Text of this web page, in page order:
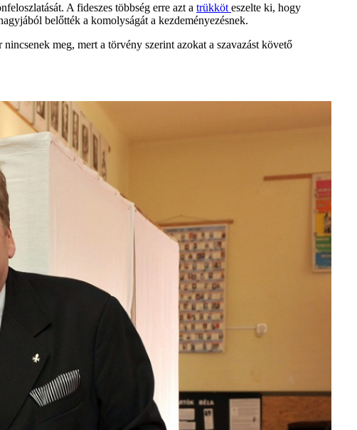
A fideszes többség erre azt a trükköt eszelte ki, hogy
belőtték a komolyságát a kezdeményezésnek.
meg, mert a törvény szerint azokat a szavazást követő